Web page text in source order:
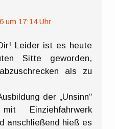
um 17:14 Uhr
Leider ist es heute
Sitte geworden,
als zu
der „Unsinn“
Einziehfahrwerk
anschließend hieß es